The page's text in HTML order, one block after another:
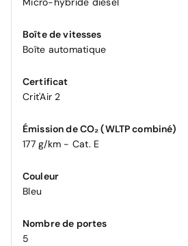
Boîte de vitesses
Boîte automatique
Certificat
Crit'Air 2
Émission de CO₂ (WLTP combiné)
177 g/km - Cat. E
Couleur
Bleu
Nombre de portes
5